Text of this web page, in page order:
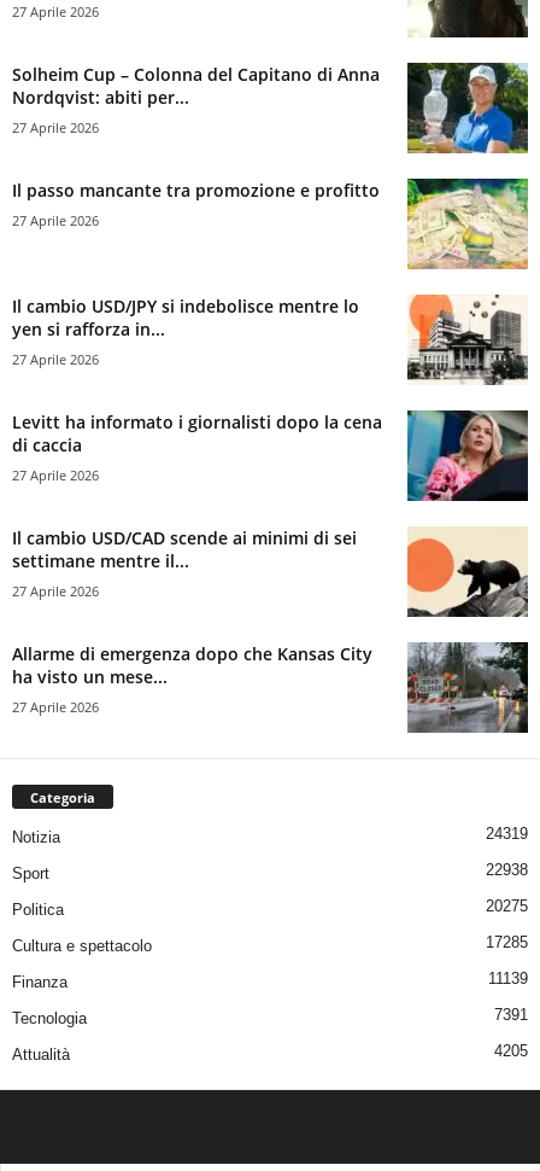
27 Aprile 2026
Solheim Cup – Colonna del Capitano di Anna
Nordqvist: abiti per...
27 Aprile 2026
Il passo mancante tra promozione e profitto
27 Aprile 2026
Il cambio USD/JPY si indebolisce mentre lo
yen si rafforza in...
27 Aprile 2026
Levitt ha informato i giornalisti dopo la cena
di caccia
27 Aprile 2026
Il cambio USD/CAD scende ai minimi di sei
settimane mentre il...
27 Aprile 2026
Allarme di emergenza dopo che Kansas City
ha visto un mese...
27 Aprile 2026
Categoria
Notizia 24319
Sport 22938
Politica 20275
Cultura e spettacolo 17285
Finanza 11139
Tecnologia 7391
Attualità 4205